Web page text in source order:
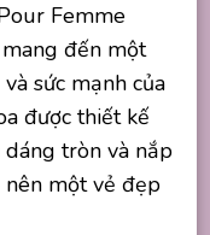
Femme
đến một
sức mạnh của
được thiết kế
tròn và nắp
nên một vẻ đẹp